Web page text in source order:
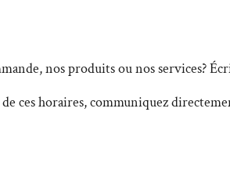
nos produits ou nos services?
ces horaires, communiquez